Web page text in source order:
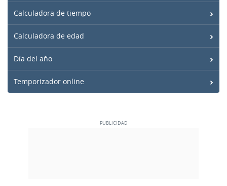
Calculadora de tiempo
Calculadora de edad
Día del año
Temporizador online